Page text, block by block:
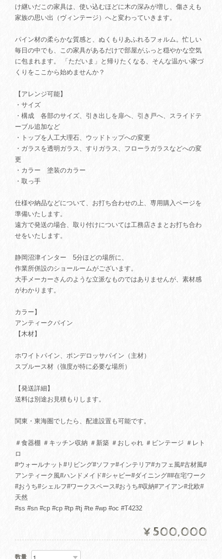
け継いだこの家具は、使い込むほどに木の深みが増し、傷さえも
家族の思い出（ヴィンテージ）へと変わっていきます。
パイン材の柔らかな質感と、ぬくもりあふれるフォルム。忙しい
毎日の中でも、この家具があるだけで部屋がふっと穏やかな空気
に包まれます。 「ただいま」と帰りたくなる、そんな温かい家づ
くりをここから始めませんか？
【アレンジ可能】
・サイズ
・構成 各部のサイズ、引き出しを扉へ、引き戸へ、スライドテ
ーブル追加など
・トップを人工大理石、ウッドトップへの変更
・ガラスを透明ガラス、すりガラス、フローラガラスなどへの変
更
・カラー 塗装のカラー
・取っ手
仕様や納品などについて、お打ち合わせの上、専用購入ページを
準備いたします。
遠方で発送の場合、取り付けについては工務店さまとお打ち合わ
せをいたします。
静岡沼津インター 5分ほどの場所に、
作業所併設のショールームがございます。
大手メーカーさんのような立派なものではありませんが、素材感
がわかります。
カラー】
アンティークパイン
【木材】
ホワイトパイン、ポンデロッサパイン（主材）
スプルース材（強度が特に必要な場所）
【発送詳細】
送料は別途お見積もりします。
関東・東海圏でしたら、配達設置も可能です。
＃食器棚 ＃キッチン収納 ＃新築 ＃おしゃれ ＃ビンテージ ＃レト
ロ
#ウォールナット#リビング#ソファ#インテリア#カフェ風#古材風#
アンティーク風#ハンドメイド#シャビー#ダイニング##在宅ワーク
#おうち#シェルフ#ワークスペース#おうち#収納#アイアン#北欧#
天然
#ss #sn #cp #cp #tp #tj #te #wp #oc #T4232
¥500,000
数量